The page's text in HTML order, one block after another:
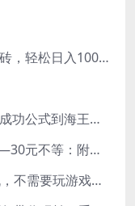
最新快手磁力万和掘金，自动搬砖，轻松日入100-200，操作简单
亚马逊卖家利润飙升课：从品类成功公式到海王打法，让每个SKU都成爆款一路飙升(更新26年3月
帮别人安装“纸飞机“，一单赚10—30元不等：附：免费节点
25年最新游戏搬砖，全自动挂机，不需要玩游戏，单手机操作日入300+